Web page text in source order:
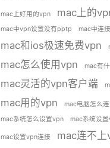
mac上好用的vpn mac上的
mac中vpn设置没有pptp
mac中连
mac和ios极速免费vpn
mac怎么使用vpn mac有
mac灵活的vpn客户端
mac用的vpn mac电脑怎么
mac系统怎么设置vpn
mac系统设
mac设置vpn连接 mac连不上